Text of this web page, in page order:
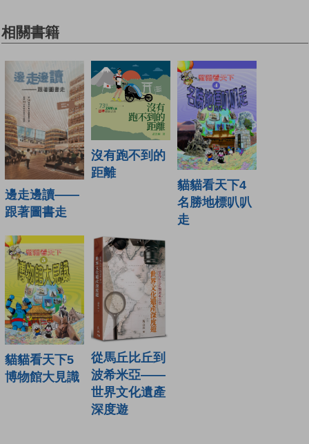
相關書籍
邊走邊讀——
跟著圖書走
沒有跑不到的
距離
貓貓看天下4
名勝地標叭叭
走
貓貓看天下5
博物館大見識
從馬丘比丘到
波希米亞——
世界文化遺產
深度遊